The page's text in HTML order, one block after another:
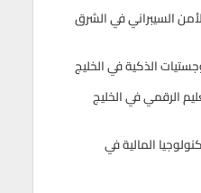
السيبراني في الشرق
الرقمي في الخليج
المالية في